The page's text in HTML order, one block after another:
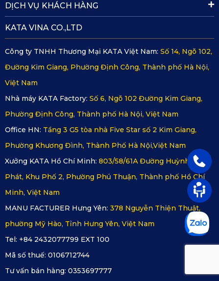
DỊCH VỤ KHÁCH HÀNG
KATA VINA CO.,LTD
Công ty TNHH Thương Mại KATA Việt Nam: Số 14, Ngõ 102,
Đường Kim Giang, Phường Định Công, Thành phố Hà Nội,
Việt Nam
Nhà máy KATA Factory: Số 6, Ngõ 102 Đường Kim Giang,
Phường Định Công, Thành phố Hà Nội, Việt Nam
Office HN: Tầng 3 G5 tòa nhà Five Star số 2 Kim Giang,
Phường Khương Đình, Thành Phố Hà Nội,Việt Nam
Xưởng KATA Hồ Chí Minh: 803/58/61A Đường Huỳnh Tấn
Phát, Khu Phố 2, Phường Phú Thuận, Thành phố Hồ Chí
Minh, Việt Nam
MANU FACTURER Hưng Yên: 378 Nguyễn Thiện Thuật,
phường Mỹ Hào, Tỉnh Hưng Yên, Việt Nam
Tel: +84 2432077799 EXT 100
Mã số thuế: 0106712744
Tư vấn bán hàng: 0353697777